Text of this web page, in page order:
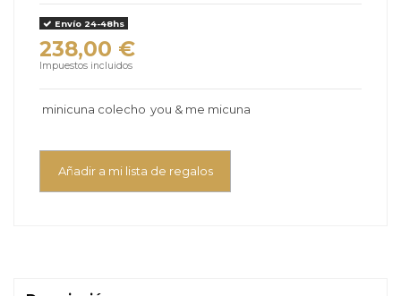
Envío 24-48hs
238,00 €
Impuestos incluidos
minicuna colecho you & me micuna
Añadir a mi lista de regalos